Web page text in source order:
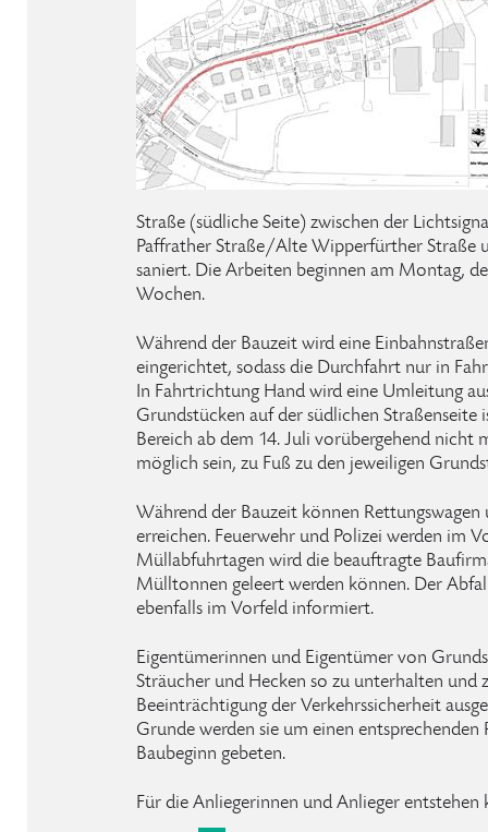
Straße (südliche Seite) zwischen der
Paffrather Straße/Alte Wipperfürther Straße
saniert. Die Arbeiten beginnen am Montag,
Wochen.
Während der Bauzeit wird eine
eingerichtet, sodass die Durchfahrt nur in
In Fahrtrichtung Hand wird eine Umleitung
Grundstücken auf der südlichen Straßenseite
Bereich ab dem 14. Juli vorübergehend nicht
möglich sein, zu Fuß zu den jeweiligen
Während der Bauzeit können Rettungswagen
erreichen. Feuerwehr und Polizei werden im
Müllabfuhrtagen wird die beauftragte
Mülltonnen geleert werden können. Der
ebenfalls im Vorfeld informiert.
Eigentümerinnen und Eigentümer von
Sträucher und Hecken so zu unterhalten und
Beeinträchtigung der Verkehrssicherheit
Grunde werden sie um einen
Baubeginn gebeten.
Für die Anliegerinnen und Anlieger entstehen